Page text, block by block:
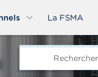
La FSMA